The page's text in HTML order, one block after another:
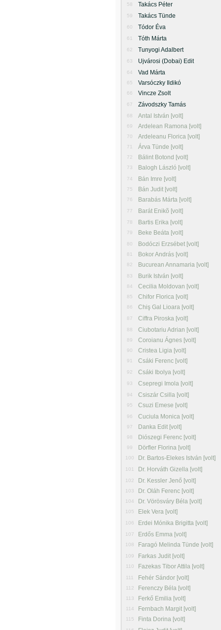
58 Takács Péter
59 Takács Tünde
60 Tódor Éva
61 Tóth Márta
62 Tunyogi Adalbert
63 Ujvárosi (Dobai) Edit
64 Vad Márta
65 Varsóczky Ildikó
66 Vincze Zsolt
67 Závodszky Tamás
68 Antal István [volt]
69 Ardelean Ramona [volt]
70 Ardeleanu Florica [volt]
71 Árva Tünde [volt]
72 Bálint Botond [volt]
73 Balogh László [volt]
74 Bán Imre [volt]
75 Bán Judit [volt]
76 Barabás Márta [volt]
77 Barát Enikõ [volt]
78 Bartis Erika [volt]
79 Beke Beáta [volt]
80 Bodóczi Erzsébet [volt]
81 Bokor András [volt]
82 Bucurean Annamaria [volt]
83 Burik István [volt]
84 Cecilia Moldovan [volt]
85 Chifor Florica [volt]
86 Chiş Gal Lioara [volt]
87 Ciffra Piroska [volt]
88 Ciubotariu Adrian [volt]
89 Coroianu Ágnes [volt]
90 Cristea Ligia [volt]
91 Csáki Ferenc [volt]
92 Csáki Ibolya [volt]
93 Csepregi Imola [volt]
94 Csiszár Csilla [volt]
95 Csuzi Emese [volt]
96 Cuciula Monica [volt]
97 Danka Edit [volt]
98 Diószegi Ferenc [volt]
99 Dörfler Florina [volt]
100 Dr. Bartos-Elekes István [volt]
101 Dr. Horváth Gizella [volt]
102 Dr. Kessler Jenő [volt]
103 Dr. Oláh Ferenc [volt]
104 Dr. Vörösváry Béla [volt]
105 Elek Vera [volt]
106 Erdei Mónika Brigitta [volt]
107 Erdős Emma [volt]
108 Faragó Melinda Tünde [volt]
109 Farkas Judit [volt]
110 Fazekas Tibor Attila [volt]
111 Fehér Sándor [volt]
112 Ferenczy Béla [volt]
113 Ferkő Emilia [volt]
114 Fernbach Margit [volt]
115 Finta Dorina [volt]